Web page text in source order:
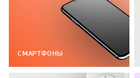
СМАРТФОНЫ